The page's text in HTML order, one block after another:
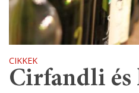
CIKKEK
Cirfandli és